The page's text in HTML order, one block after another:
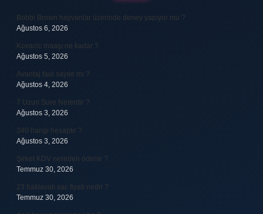
Bobbi Brown hayvanlar üzerinde deney yapıyor mu ?
Ağustos 6, 2026
Kovacic maaşı ne kadar ?
Ağustos 5, 2026
Avantaj faul sayılır mı ?
Ağustos 4, 2026
7 Uzun Sure Nelerdir ?
Ağustos 3, 2026
340 hangi hesaptır ?
Ağustos 3, 2026
Şirket KDV nereden ödenir ?
Temmuz 30, 2026
23 baklavalı sac fiyatı nedir ?
Temmuz 30, 2026